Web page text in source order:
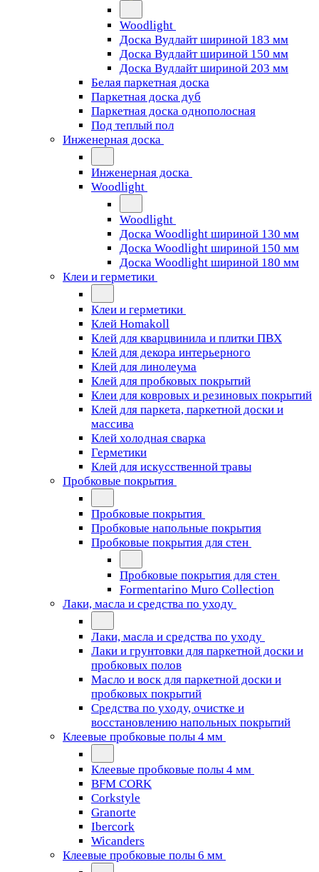
Woodlight
Доска Вудлайт шириной 183 мм
Доска Вудлайт шириной 150 мм
Доска Вудлайт шириной 203 мм
Белая паркетная доска
Паркетная доска дуб
Паркетная доска однополосная
Под теплый пол
Инженерная доска
Инженерная доска
Woodlight
Woodlight
Доска Woodlight шириной 130 мм
Доска Woodlight шириной 150 мм
Доска Woodlight шириной 180 мм
Клеи и герметики
Клеи и герметики
Клей Homakoll
Клей для кварцвинила и плитки ПВХ
Клей для декора интерьерного
Клей для линолеума
Клей для пробковых покрытий
Клеи для ковровых и резиновых покрытий
Клей для паркета, паркетной доски и
массива
Клей холодная сварка
Герметики
Клей для искусственной травы
Пробковые покрытия
Пробковые покрытия
Пробковые напольные покрытия
Пробковые покрытия для стен
Пробковые покрытия для стен
Formentarino Muro Collection
Лаки, масла и средства по уходу
Лаки, масла и средства по уходу
Лаки и грунтовки для паркетной доски и
пробковых полов
Масло и воск для паркетной доски и
пробковых покрытий
Средства по уходу, очистке и
восстановлению напольных покрытий
Клеевые пробковые полы 4 мм
Клеевые пробковые полы 4 мм
BFM CORK
Corkstyle
Granorte
Ibercork
Wicanders
Клеевые пробковые полы 6 мм